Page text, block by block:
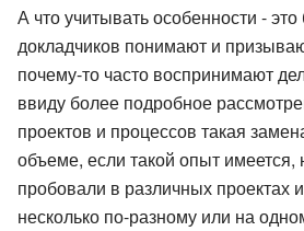
А что учитывать особенности -
докладчиков понимают и
почему-то часто воспринимают
ввиду более подробное
проектов и процессов такая
объеме, если такой опыт
пробовали в различных проектах
несколько по-разному или на